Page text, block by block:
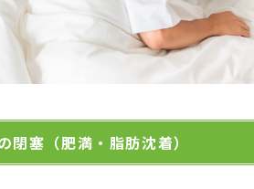
塞（肥満・脂肪沈着）